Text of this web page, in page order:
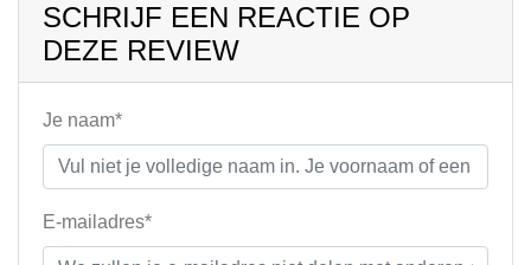
SCHRIJF EEN REACTIE OP
DEZE REVIEW
Je naam*
E-mailadres*